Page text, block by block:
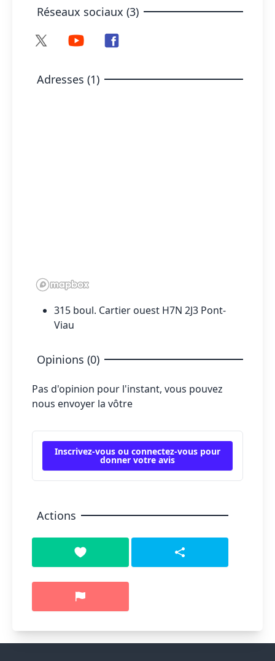
Réseaux sociaux (3)
Adresses (1)
315 boul. Cartier ouest H7N 2J3 Pont-
Viau
Opinions (0)
Pas d'opinion pour l'instant, vous pouvez
nous envoyer la vôtre
Inscrivez-vous ou connectez-vous pour
donner votre avis
Actions